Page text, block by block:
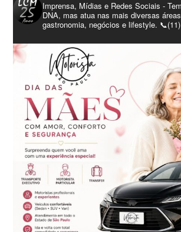
Imprensa, Mídias e Redes Sociais -
DNA, mas atua nas mais diversas
gastronomia, negócios e lifestyle.